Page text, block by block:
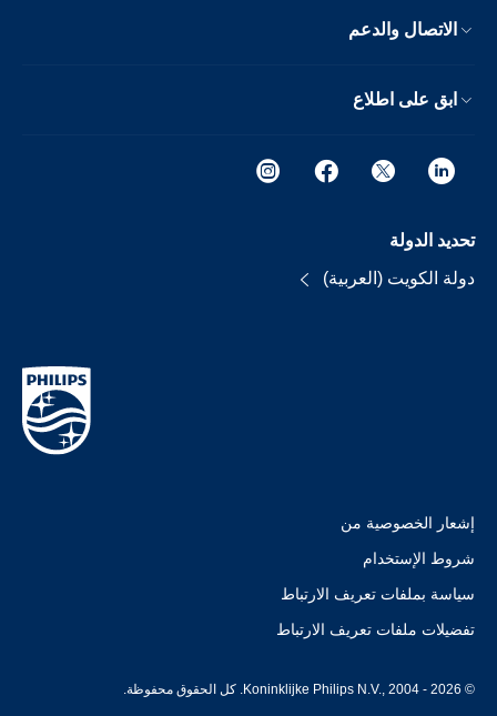
الاتصال والدعم
ابق على اطلاع
تحديد الدولة
دولة الكويت (العربية)
إشعار الخصوصية من
شروط الإستخدام
سياسة بملفات تعريف الارتباط
تفضيلات ملفات تعريف الارتباط
© Koninklijke Philips N.V., 2004 - 2026. كل الحقوق محفوظة.